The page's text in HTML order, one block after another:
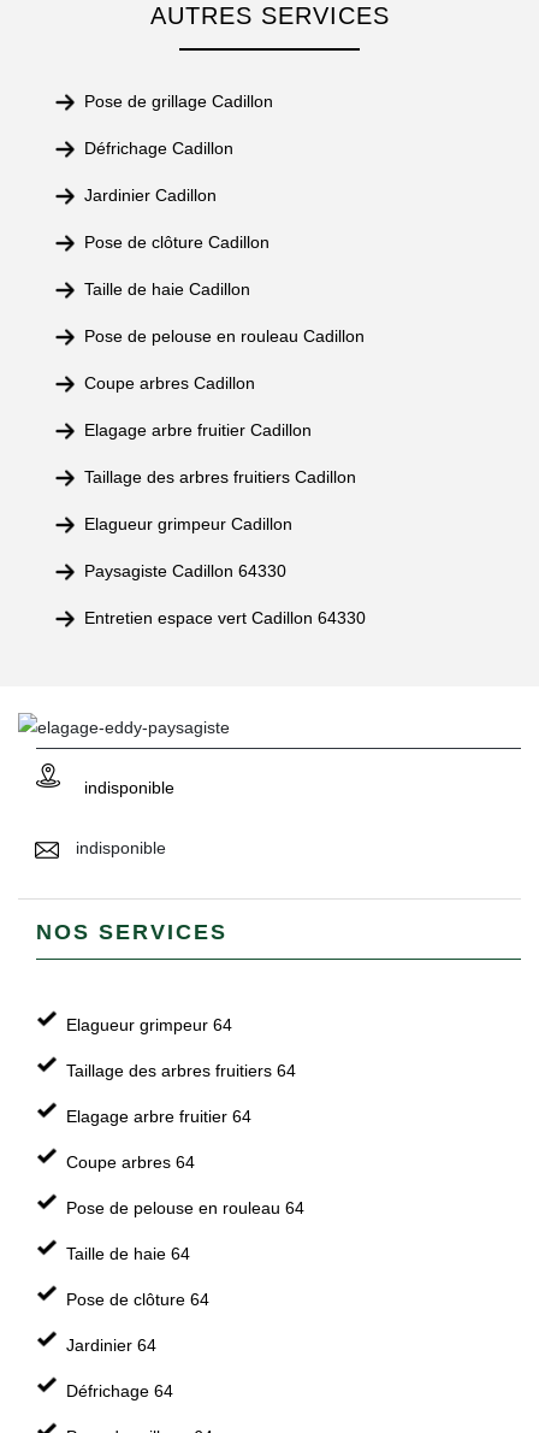
AUTRES SERVICES
Pose de grillage Cadillon
Défrichage Cadillon
Jardinier Cadillon
Pose de clôture Cadillon
Taille de haie Cadillon
Pose de pelouse en rouleau Cadillon
Coupe arbres Cadillon
Elagage arbre fruitier Cadillon
Taillage des arbres fruitiers Cadillon
Elagueur grimpeur Cadillon
Paysagiste Cadillon 64330
Entretien espace vert Cadillon 64330
indisponible
indisponible
NOS SERVICES
Elagueur grimpeur 64
Taillage des arbres fruitiers 64
Elagage arbre fruitier 64
Coupe arbres 64
Pose de pelouse en rouleau 64
Taille de haie 64
Pose de clôture 64
Jardinier 64
Défrichage 64